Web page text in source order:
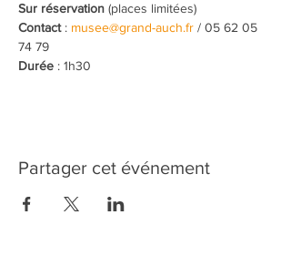
Sur réservation (places limitées)
Contact : musee@grand-auch.fr / 05 62 05
74 79
Durée : 1h30
Partager cet événement